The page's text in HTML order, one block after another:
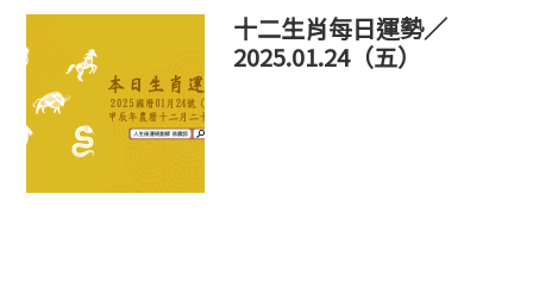
十二生肖每日運勢／
2025.01.24（五）